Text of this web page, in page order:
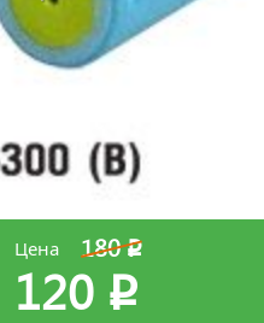
180p
Цена
120 p